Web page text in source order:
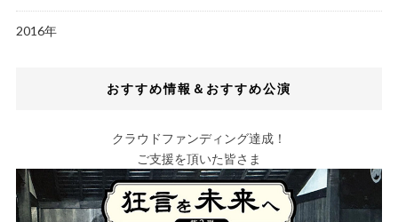
2016年
おすすめ情報＆おすすめ公演
クラウドファンディング達成！
ご支援を頂いた皆さま